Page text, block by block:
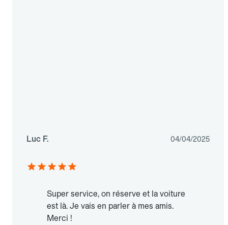
Luc F. 04/04/2025
Super service, on réserve et la voiture
est là. Je vais en parler à mes amis.
Merci !